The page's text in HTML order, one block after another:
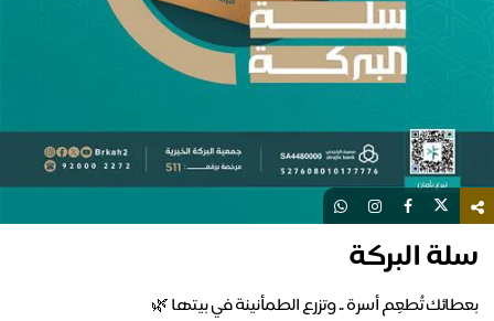
سلة البركة
بعطائك تُطعِم أسرة .. وتزرع الطمأنينة في بيتها 🌿